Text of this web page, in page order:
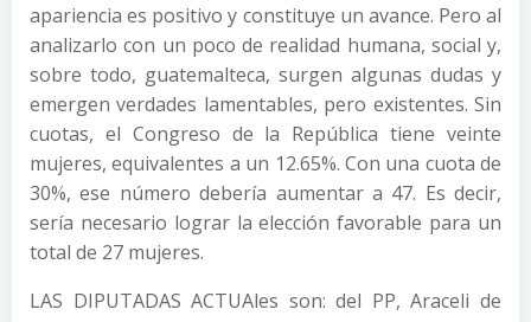
apariencia es positivo y constituye un avance. Pero al
analizarlo con un poco de realidad humana, social y,
sobre todo, guatemalteca, surgen algunas dudas y
emergen verdades lamentables, pero existentes. Sin
cuotas, el Congreso de la República tiene veinte
mujeres, equivalentes a un 12.65%. Con una cuota de
30%, ese número debería aumentar a 47. Es decir,
sería necesario lograr la elección favorable para un
total de 27 mujeres.
LAS DIPUTADAS ACTUAles son: del PP, Araceli de